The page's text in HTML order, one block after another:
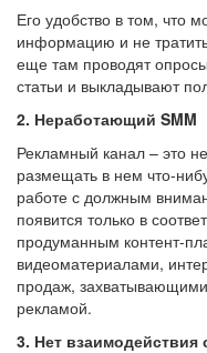
Его удобство в том, что
информацию и не
еще там проводят
статьи и выкладывают
2. Неработающий SMM
Рекламный канал – это
размещать в нем что-
работе с должным
появится только в
продуманным контент-
видеоматериалами,
продаж,
рекламой.
3. Нет взаимодействия